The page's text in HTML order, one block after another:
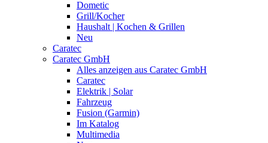
Dometic
Grill/Kocher
Haushalt | Kochen & Grillen
Neu
Caratec
Caratec GmbH
Alles anzeigen aus Caratec GmbH
Caratec
Elektrik | Solar
Fahrzeug
Fusion (Garmin)
Im Katalog
Multimedia